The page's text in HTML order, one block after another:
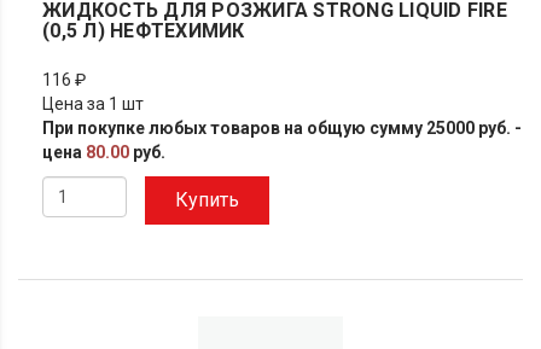
ЖИДКОСТЬ ДЛЯ РОЗЖИГА STRONG LIQUID FIRE
(0,5 Л) НЕФТЕХИМИК
116 ₽
Цена за 1 шт
При покупке любых товаров на общую сумму 25000 руб. -
цена 80.00 руб.
Купить